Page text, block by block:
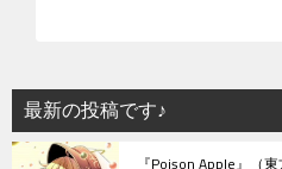
シ
ョ
最新の投稿です♪